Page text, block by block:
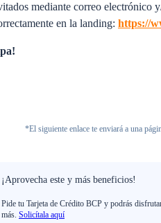
mediante correo electrónico
en la landing: https://
*El siguiente enlace te enviará a una
¡Aprovecha este y más beneficios!
Pide tu Tarjeta de Crédito BCP y podrás
más. Solicítala aquí